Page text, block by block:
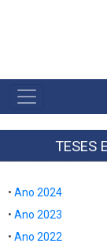
MAIN
NAVIGATION
-
TESES
• Ano 2024
• Ano 2023
• Ano 2022